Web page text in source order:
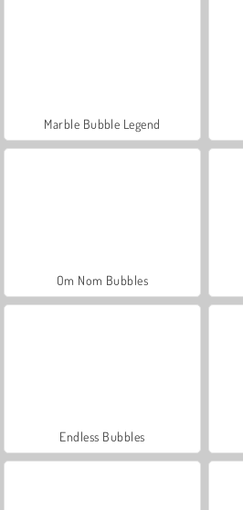
Marble Bubble Legend
Om Nom Bubbles
Endless Bubbles